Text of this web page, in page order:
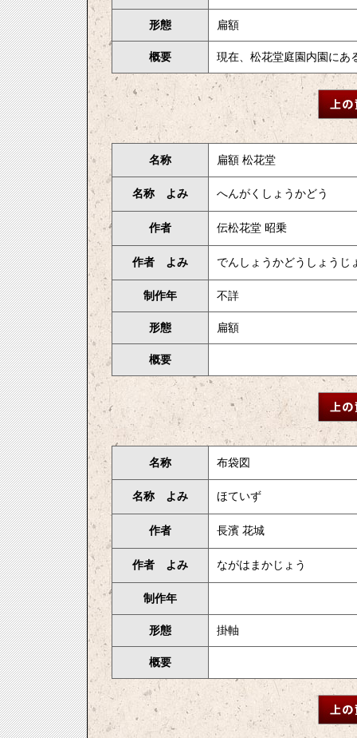
形態 扁額
概要 現在、松花堂庭園内園にあ
名称 扁額 松花堂
名称 よみ へんがくしょうかどう
作者 伝松花堂 昭乗
作者 よみ でんしょうかどうしょうじ
制作年 不詳
形態 扁額
概要
名称 布袋図
名称 よみ ほていず
作者 長濱 花城
作者 よみ ながはまかじょう
制作年
形態 掛軸
概要